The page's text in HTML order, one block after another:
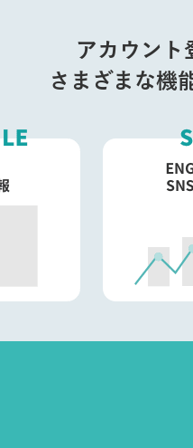
アカウント
さまざまな機